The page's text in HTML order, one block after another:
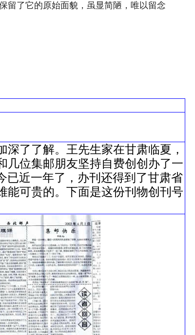
留了它的原始面貌，虽显简陋，唯以留念
了了解。王先生家在甘肃临夏，
几位集邮朋友坚持自费创创办了一
已近一年了，办刊还得到了甘肃省
能可贵的。下面是这份刊物创刊号